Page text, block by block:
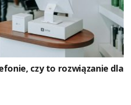
czy to rozwiązanie dla